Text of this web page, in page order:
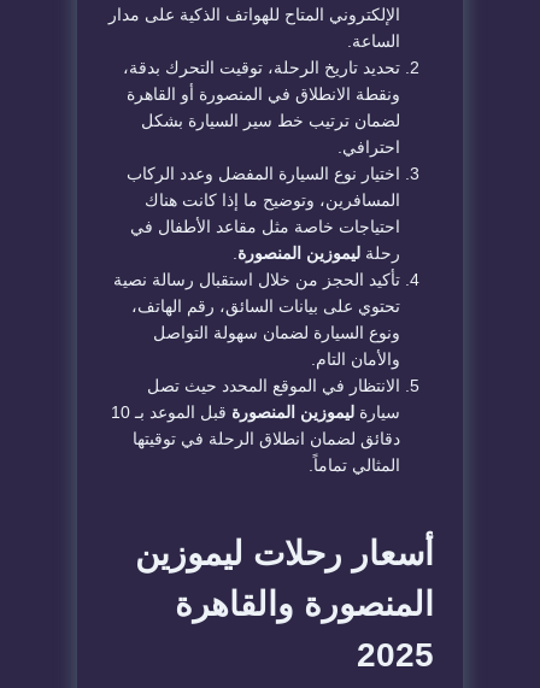
الإلكتروني المتاح للهواتف الذكية على مدار
الساعة.
​تحديد تاريخ الرحلة، توقيت التحرك بدقة،
ونقطة الانطلاق في المنصورة أو القاهرة
لضمان ترتيب خط سير السيارة بشكل
احترافي.
​اختيار نوع السيارة المفضل وعدد الركاب
المسافرين، وتوضيح ما إذا كانت هناك
احتياجات خاصة مثل مقاعد الأطفال في
رحلة ليموزين المنصورة
​تأكيد الحجز من خلال استقبال رسالة نصية
تحتوي على بيانات السائق، رقم الهاتف،
ونوع السيارة لضمان سهولة التواصل
والأمان التام.
​الانتظار في الموقع المحدد حيث تصل
سيارة ليموزين المنصورة
قبل الموعد بـ 10
دقائق لضمان انطلاق الرحلة في توقيتها
المثالي تماماً.
​أسعار رحلات ليموزين
المنصورة والقاهرة
2025